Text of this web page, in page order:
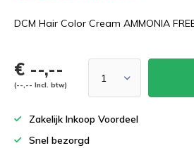
DCM Hair Color Cream AMMONIA
€ --,--
(--,-- Incl. btw)
Zakelijk Inkoop Voordeel
Snel bezorgd